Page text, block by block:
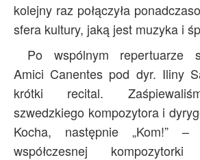
kolejny raz połączyła
sfera kultury, jaką jest muzyka i
Po wspólnym repertuarze
Amici Canentes pod dyr. Iliny
krótki recital.
szwedzkiego kompozytora i
Kocha, następnie „Kom!” –
współczesnej